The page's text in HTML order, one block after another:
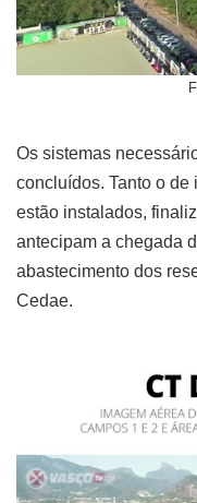
Os sistemas
concluídos. Tanto o de
estão instalados,
antecipam a chegada
abastecimento dos
Cedae.